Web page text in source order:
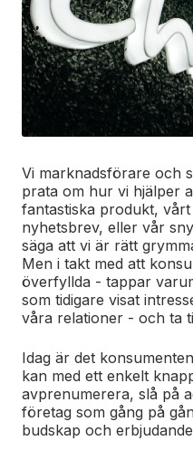
Vi marknadsförare och
prata om hur vi hjälper
fantastiska produkt,
nyhetsbrev, eller vår
säga att vi är rätt
Men i takt med att
överfyllda - tappar
som tidigare visat
våra relationer - och ta
Idag är det
kan med ett enkelt
avprenumerera, slå på
företag som gång på
budskap och